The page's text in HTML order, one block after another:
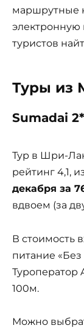
маршрутные
электронную
туристов
Туры из
Sumadai 2*
Тур в Шри-
рейтинг 4,1,
декабря за
вдвоем (за
В стоимость
питание «Без
Туроператор
100м.
Можно